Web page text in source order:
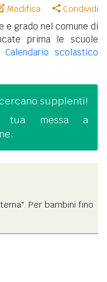
Modifica Condividi
e grado nel comune di
prima le scuole
Calendario scolastico
supplenti!
tua messa a
Per bambini fino